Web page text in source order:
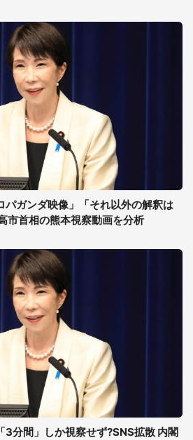
パガンダ映像」「それ以外の解釈は
市首相の熊本視察動画を分析
3分間」しか視察せず?SNS拡散 内閣